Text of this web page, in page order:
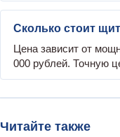
Сколько стоит
Цена зависит от
000 рублей. Точную
Читайте также